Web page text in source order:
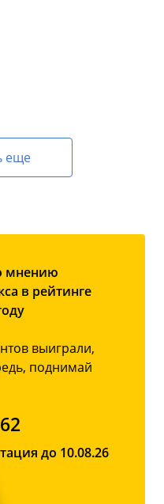
еще
мнению
в рейтинге
выиграли,
поднимай
до 10.08.26